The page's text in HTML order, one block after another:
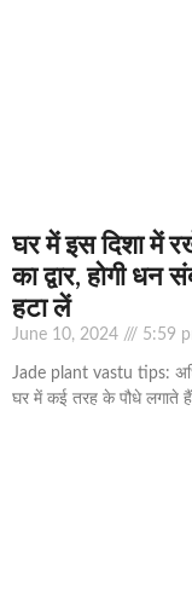
घर में इस दिशा में
का द्वार, होगी
हटा लें
June 10, 2024 5:59
Jade plant vastu tips:
घर में कई तरह के पौधे लगाते